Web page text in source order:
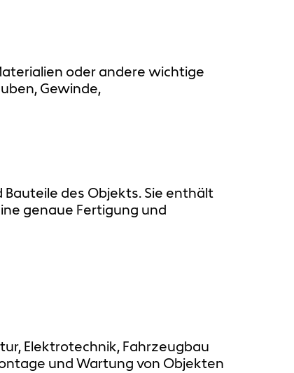
oder andere wichtige
Gewinde,
des Objekts. Sie enthält
genaue Fertigung und
Elektrotechnik, Fahrzeugbau
und Wartung von Objekten